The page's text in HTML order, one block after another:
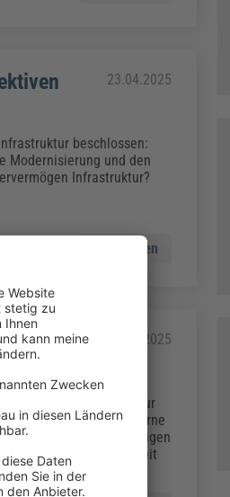
23.04.2025
beschlossen:
Modernisierung und den
Infrastruktur?
Mehr lesen
26.03.2025
beleuchtet nicht nur
zeigt auch, wie moderne
Mit nachhaltigen
in Werterhalt, Sicherheit